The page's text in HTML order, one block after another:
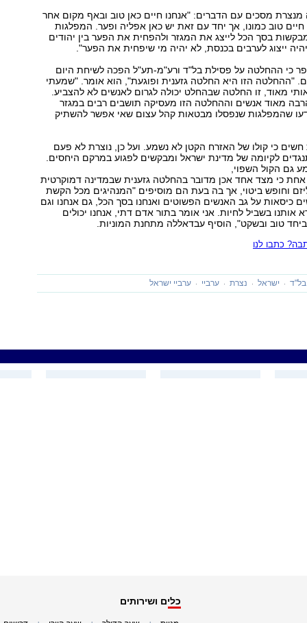
מסכים עם הדברים: "אנחנו חיים כאן טוב ובאף מקום אחר
טוב כמונו, אך יחד עם זאת יש כאן אפליה ופער. המפלגות
בסך הכל לייצג את המגזר ולהפחית את הפער בין יהודים
ייצוג לערבים בכנסת, לא יהיה מי שיפחית את הפער".
כי ההחלטה על פסילת בל"ד ורע"מ-תע"ל הפכה לשיחת היום
"ההחלטה הזו היא החלטה גזענית ופוגעת", הוא אומר. "שמעתי
אותי מאוד, זו החלטה שבהחלט יכולה לגרום לאנשים לא להצביע.
מאוד אנשים וההחלטה הזו מעסיקה תושבים רבים במגזר
שהמפלגות שנפסלו מבטאות קהל עצום שאי אפשר להשתיק
כי קולו של האזרח הקטן לא נשמע. ועל כן, נוצרת לא פעם
לקיומה של מדינת ישראל ומבקשים לפגוע במרקם היחסים.
גם הקול השפוי,
כי מצד אחד אכן מדובר בהחלטה גזענית שבמדינה דמוקרטית
וחופש ביטוי, אך בה בעת הם מוסיפים "המנהיגים מכל הקשת
כיסאות על גב האנשים הפשוטים ואנחנו בסך הכל, גם אנחנו וגם
אותנו בשביל לחיות. אני אומר בתור אדם דתי, אנחנו יכולים
טוב ובשקט", הוסיף עבדאללה מתחנת המוניות.
כתבו לנו
בל"ד ישראל נצרת ערביי ערביי ישראל
כלים ושירותים